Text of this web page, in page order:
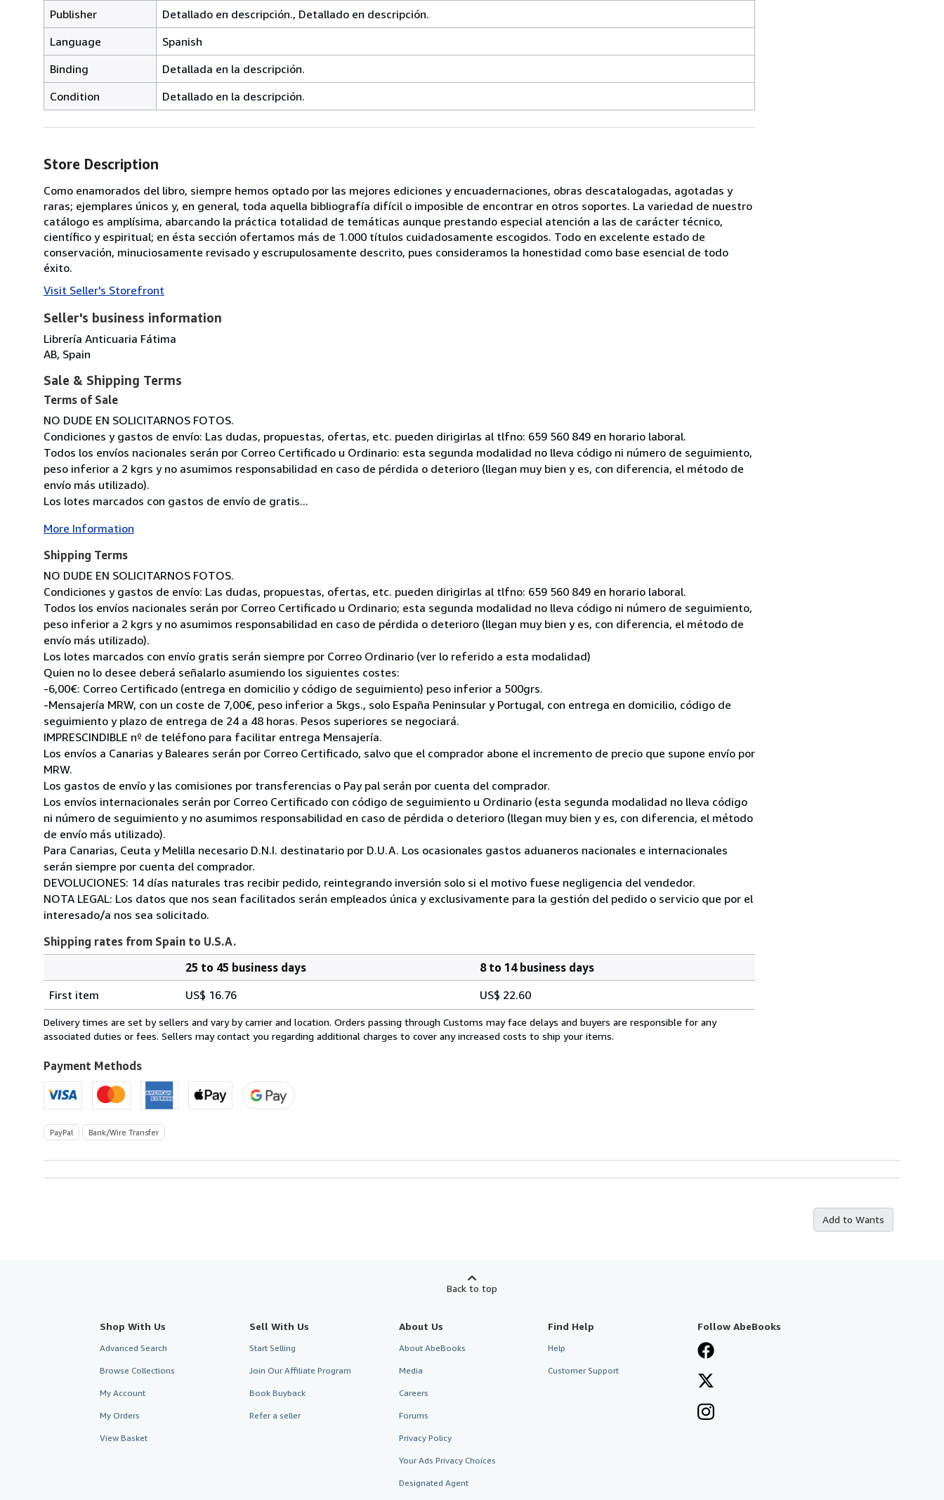
Publisher
Detallado en descripción., Detallado en descripción.
Language
Spanish
Binding
Detallada en la descripción.
Condition
Detallado en la descripción.
Store Description
Como enamorados del libro, siempre hemos optado por las mejores ediciones y encuadernaciones, obras descatalogadas, agotadas y
raras; ejemplares únicos y, en general, toda aquella bibliografía difícil o imposible de encontrar en otros soportes. La variedad de nuestro
catálogo es amplísima, abarcando la práctica totalidad de temáticas aunque prestando especial atención a las de carácter técnico,
científico y espiritual; en ésta sección ofertamos más de 1.000 títulos cuidadosamente escogidos. Todo en excelente estado de
conservación, minuciosamente revisado y escrupulosamente descrito, pues consideramos la honestidad como base esencial de todo
éxito.
Visit Seller's Storefront
Seller's business information
Librería Anticuaria Fátima
AB, Spain
Sale & Shipping Terms
Terms of Sale
NO DUDE EN SOLICITARNOS FOTOS.
Condiciones y gastos de envío: Las dudas, propuestas, ofertas, etc. pueden dirigirlas al tlfno: 659 560 849 en horario laboral.
Todos los envíos nacionales serán por Correo Certificado u Ordinario: esta segunda modalidad no lleva código ni número de seguimiento,
peso inferior a 2 kgrs y no asumimos responsabilidad en caso de pérdida o deterioro (llegan muy bien y es, con diferencia, el método de
envío más utilizado).
Los lotes marcados con gastos de envío de gratis...
More Information
Shipping Terms
NO DUDE EN SOLICITARNOS FOTOS.
Condiciones y gastos de envío: Las dudas, propuestas, ofertas, etc. pueden dirigirlas al tlfno: 659 560 849 en horario laboral.
Todos los envíos nacionales serán por Correo Certificado u Ordinario; esta segunda modalidad no lleva código ni número de seguimiento,
peso inferior a 2 kgrs y no asumimos responsabilidad en caso de pérdida o deterioro (llegan muy bien y es, con diferencia, el método de
envío más utilizado).
Los lotes marcados con envío gratis serán siempre por Correo Ordinario (ver lo referido a esta modalidad)
Quien no lo desee deberá señalarlo asumiendo los siguientes costes:
-6,00€: Correo Certificado (entrega en domicilio y código de seguimiento) peso inferior a 500grs.
-Mensajería MRW, con un coste de 7,00€, peso inferior a 5kgs., solo España Peninsular y Portugal, con entrega en domicilio, código de
seguimiento y plazo de entrega de 24 a 48 horas. Pesos superiores se negociará.
IMPRESCINDIBLE nº de teléfono para facilitar entrega Mensajería.
Los envíos a Canarias y Baleares serán por Correo Certificado, salvo que el comprador abone el incremento de precio que supone envío por
MRW.
Los gastos de envío y las comisiones por transferencias o Pay pal serán por cuenta del comprador.
Los envíos internacionales serán por Correo Certificado con código de seguimiento u Ordinario (esta segunda modalidad no lleva código
ni número de seguimiento y no asumimos responsabilidad en caso de pérdida o deterioro (llegan muy bien y es, con diferencia, el método
de envío más utilizado).
Para Canarias, Ceuta y Melilla necesario D.N.I. destinatario por D.U.A. Los ocasionales gastos aduaneros nacionales e internacionales
serán siempre por cuenta del comprador.
DEVOLUCIONES: 14 días naturales tras recibir pedido, reintegrando inversión solo si el motivo fuese negligencia del vendedor.
NOTA LEGAL: Los datos que nos sean facilitados serán empleados única y exclusivamente para la gestión del pedido o servicio que por el
interesado/a nos sea solicitado.
Shipping rates from Spain to U.S.A.
rates
from
Spain
U.S.A.
25 to 45 business days
8 to 14 business days
First item
US$ 16.76 US$ 22.60
Delivery times are set by sellers and vary by carrier and location. Orders passing through Customs may face delays and buyers are responsible for any
associated duties or fees. Sellers may contact you regarding additional charges to cover any increased costs to ship your items.
Payment Methods
PayPal Bank/Wire Transfer
Add to Wants
Back to top
Shop With Us
Advanced Search
Browse Collections
My Account
My Orders
View Basket
Sell With Us
Start Selling
Join Our Affiliate Program
Book Buyback
Refer a seller
About Us
About AbeBooks
Media
Careers
Forums
Privacy Policy
Your Ads Privacy Choices
Designated Agent
Find Help
Help
Customer Support
Follow AbeBooks